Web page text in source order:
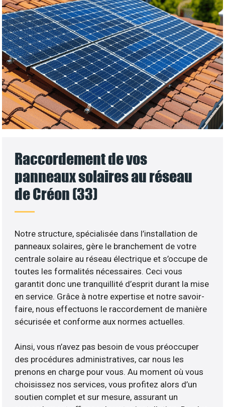
Raccordement de vos
panneaux solaires au réseau
de Créon (33)
Notre structure, spécialisée dans l’installation de
panneaux solaires, gère le branchement de votre
centrale solaire au réseau électrique et s’occupe de
toutes les formalités nécessaires. Ceci vous
garantit donc une tranquillité d’esprit durant la mise
en service. Grâce à notre expertise et notre savoir-
faire, nous effectuons le raccordement de manière
sécurisée et conforme aux normes actuelles.
Ainsi, vous n’avez pas besoin de vous préoccuper
des procédures administratives, car nous les
prenons en charge pour vous. Au moment où vous
choisissez nos services, vous profitez alors d’un
soutien complet et sur mesure, assurant un